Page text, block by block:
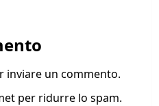
inviare un commento.
per ridurre lo spam.